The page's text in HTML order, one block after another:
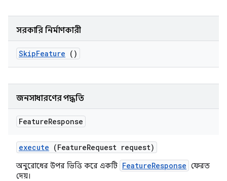
সরকারি নির্মাণকারী
SkipFeature ()
জনসাধারণের পদ্ধতি
FeatureResponse
execute (FeatureRequest request)
অনুরোধের উপর ভিত্তি করে একটি FeatureResponse ফেরত
দেয়।